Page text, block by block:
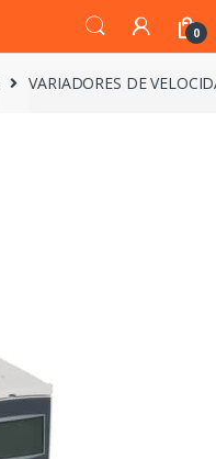
0
VARIADORES DE